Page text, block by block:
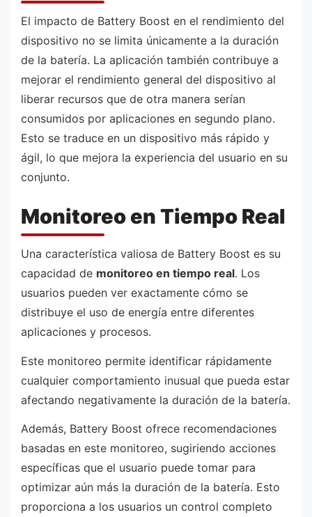
El impacto de Battery Boost en el rendimiento del
dispositivo no se limita únicamente a la duración
de la batería. La aplicación también contribuye a
mejorar el rendimiento general del dispositivo al
liberar recursos que de otra manera serían
consumidos por aplicaciones en segundo plano.
Esto se traduce en un dispositivo más rápido y
ágil, lo que mejora la experiencia del usuario en su
conjunto.
Monitoreo en Tiempo Real
Una característica valiosa de Battery Boost es su
capacidad de monitoreo en tiempo real. Los
usuarios pueden ver exactamente cómo se
distribuye el uso de energía entre diferentes
aplicaciones y procesos.
Este monitoreo permite identificar rápidamente
cualquier comportamiento inusual que pueda estar
afectando negativamente la duración de la batería.
Además, Battery Boost ofrece recomendaciones
basadas en este monitoreo, sugiriendo acciones
específicas que el usuario puede tomar para
optimizar aún más la duración de la batería. Esto
proporciona a los usuarios un control completo